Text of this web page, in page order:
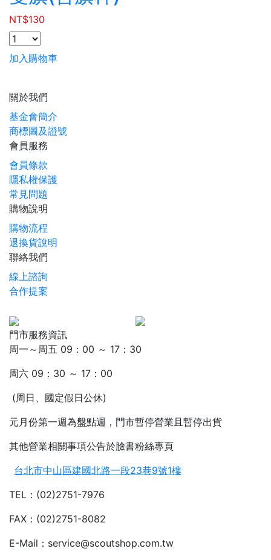
NT$130
加入購物車
關於我們
基金會簡介
商標圖及證號
會員服務
會員條款
隱私權保護
常見問題
購物說明
購物流程
退換貨說明
聯絡我們
線上諮詢
合作提案
門市服務資訊
周一～周五 09：00 ～ 17：30
周六 09：30 ～ 17：00
(周日、國定假日公休)
元月份第一週為盤點週，門市暫停營業且暫停出貨
其他營業相關事項公告於臉書粉絲專頁
台北市中山區建國北路一段23巷9號1樓
TEL：(02)2751-7976
FAX：(02)2751-8082
E-Mail：service@scoutshop.com.tw